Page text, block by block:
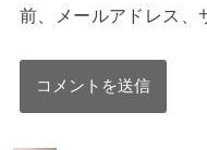
前、メールアドレス、